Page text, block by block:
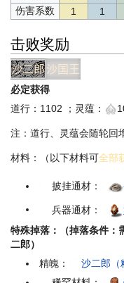
伤害系数
1 1
击败奖励
沙二郎沙国王
必定获得
道行：1102 ；灵蕴：
注：道行、灵蕴会随轮回
材料：（以下材料可全部
披挂通材：
兵器通材：
特殊掉落：（掉落条件：
二郎）
精魄：
沙二郎（